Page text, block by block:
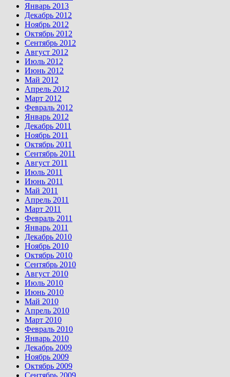
Январь 2013
Декабрь 2012
Ноябрь 2012
Октябрь 2012
Сентябрь 2012
Август 2012
Июль 2012
Июнь 2012
Май 2012
Апрель 2012
Март 2012
Февраль 2012
Январь 2012
Декабрь 2011
Ноябрь 2011
Октябрь 2011
Сентябрь 2011
Август 2011
Июль 2011
Июнь 2011
Май 2011
Апрель 2011
Март 2011
Февраль 2011
Январь 2011
Декабрь 2010
Ноябрь 2010
Октябрь 2010
Сентябрь 2010
Август 2010
Июль 2010
Июнь 2010
Май 2010
Апрель 2010
Март 2010
Февраль 2010
Январь 2010
Декабрь 2009
Ноябрь 2009
Октябрь 2009
Сентябрь 2009